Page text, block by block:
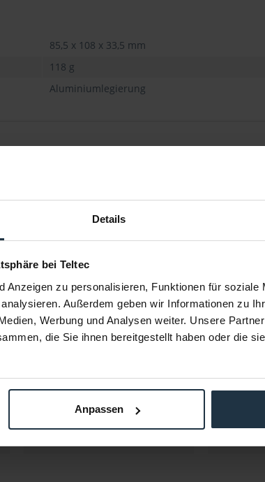
Details
bei Teltec
Anzeigen zu personalisieren, Funktionen für soziale
Außerdem geben wir Informationen zu
Werbung und Analysen weiter. Unsere
die Sie ihnen bereitgestellt haben oder die
Anpassen
85,5 x 108 x 33,5 mm
118 g
Aluminiumlegierung
SmallRig 1241 Blitzschuh
passt an Zubehör mit 1/4"- oder M2,5-
Gewinde
-21% € 4,58
Brutto: € 5,45
3-5 Werktage ab Bestellung
SmallRig
Sony FX3
-21%